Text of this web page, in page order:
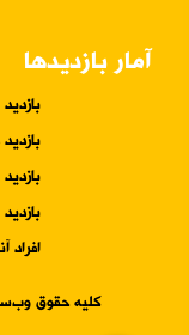
آمار بازدیدها
بازدید
افراد
کلیه حقوق